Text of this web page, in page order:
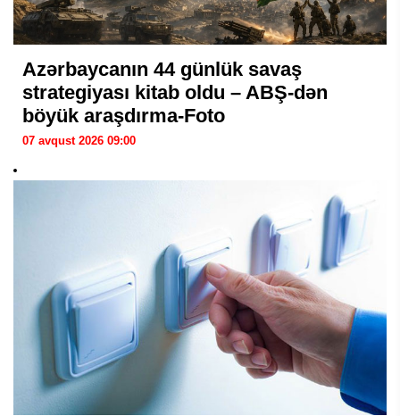
Azərbaycanın 44 günlük savaş
strategiyası kitab oldu – ABŞ-dən
böyük araşdırma-Foto
07 avqust 2026 09:00